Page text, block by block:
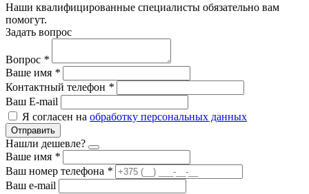
Наши квалифицированные специалисты обязательно вам
помогут.
Задать вопрос
Вопрос *
Ваше имя *
Контактный телефон *
Ваш E-mail
Я согласен на обработку персональных данных
Отправить
Нашли дешевле?
Ваше имя *
Ваш номер телефона *
Ваш e-mail